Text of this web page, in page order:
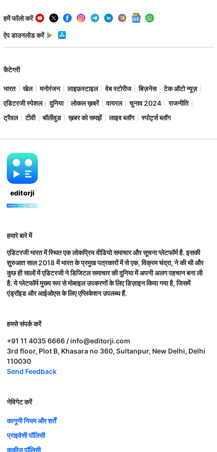
हमें फॉलो करें
ऐप डाउनलोड करें
कैटेगरी
भारत खेल मनोरंजन लाइफ़स्टाइल वेब स्टोरीज बिज़नेस
टेक ऑटो न्यूज़
एडिटरजी स्पेशल
दुनिया लोकल ख़बरें वायरल चुनाव 2024
राजनीति
ट्रैवल
टीवी बॉलीवुड ख़बर को समझें लाइव ब्लॉग स्पोर्ट्स ब्लॉग
editorji
हमारे बारे में
एडिटरजी भारत में स्थित एक लोकप्रिय वीडियो समाचार और सूचना प्लेटफॉर्म है. इसकी
शुरुआत साल 2018 में भारत के प्रमुख पत्रकारों में से एक, विक्रम चंद्रा, ने की थी और
कुछ ही सालों में एडिटरजी ने डिजिटल समाचार की दुनिया में अपनी अलग पहचान बना ली
है. ये प्लेटफॉर्म मुख्य रूप से मोबाइल उपकरणों के लिए डिज़ाइन किया गया है, जिसमें
एंड्रॉइड और आईओएस के लिए एप्लिकेशन उपलब्ध हैं.
हमसे संपर्क करें
+91 11 4035 6666 / info@editorji.com
3rd floor, Plot B, Khasara no 360, Sultanpur, New Delhi, Delhi
110030
Send Feedback
नेविगेट करें
कानूनी नियम और शर्तें
प्राइवेसी पॉलिसी
कुकीज़ पॉलिसी